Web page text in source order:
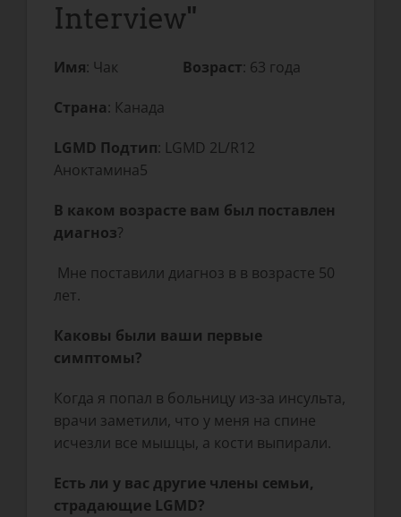
Interview"
Имя: Чак Возраст: 63 года
Страна: Канада
LGMD Подтип: LGMD 2L/R12
Аноктамина5
В каком возрасте вам был поставлен
диагноз?
Мне поставили диагноз в в возрасте 50
лет.
Каковы были ваши первые
симптомы?
Когда я попал в больницу из-за инсульта,
врачи заметили, что у меня на спине
исчезли все мышцы, а кости выпирали.
Есть ли у вас другие члены семьи,
страдающие LGMD?